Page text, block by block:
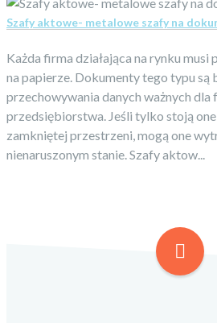
Szafy aktowe- metalowe szafy na
Każda firma działająca na rynku
na papierze. Dokumenty tego typu są
przechowywania danych ważnych dla
przedsiębiorstwa. Jeśli tylko stoją
zamkniętej przestrzeni, mogą one
nienaruszonym stanie. Szafy aktow...